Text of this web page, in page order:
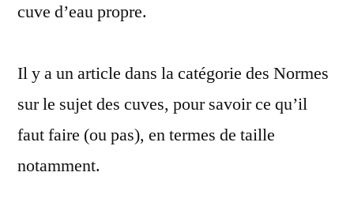
cuve d’eau propre.
Il y a un article dans la catégorie des Normes
sur le sujet des cuves, pour savoir ce qu’il
faut faire (ou pas), en termes de taille
notamment.